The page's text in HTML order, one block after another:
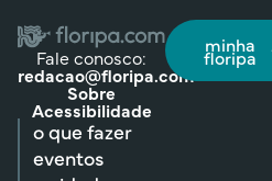
Fale conosco:
redacao@floripa.com
Sobre
Acessibilidade
minha
floripa
o que fazer
eventos